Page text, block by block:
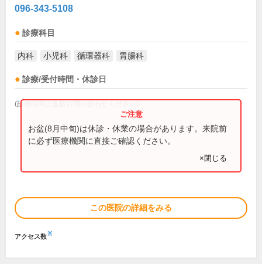
096-343-5108
診療科目
内科 小児科 循環器科 胃腸科
診療/受付時間・休診日
(診療時間は直接お問い合わせください)
お盆(8月中旬)は休診・休業の場合があります。来院前
に必ず医療機関に直接ご確認ください。
×閉じる
この医院の詳細をみる
アクセス数※